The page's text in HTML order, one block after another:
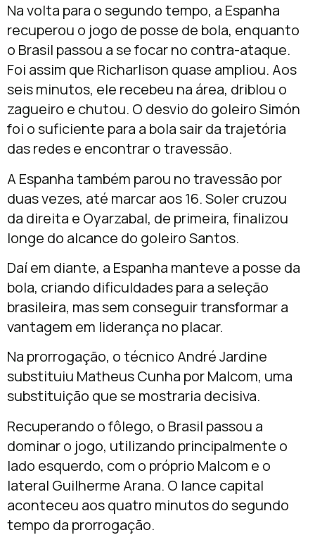
Na volta para o segundo tempo, a Espanha
recuperou o jogo de posse de bola, enquanto
o Brasil passou a se focar no contra-ataque.
Foi assim que Richarlison quase ampliou. Aos
seis minutos, ele recebeu na área, driblou o
zagueiro e chutou. O desvio do goleiro Simón
foi o suficiente para a bola sair da trajetória
das redes e encontrar o travessão.
A Espanha também parou no travessão por
duas vezes, até marcar aos 16. Soler cruzou
da direita e Oyarzabal, de primeira, finalizou
longe do alcance do goleiro Santos.
Daí em diante, a Espanha manteve a posse da
bola, criando dificuldades para a seleção
brasileira, mas sem conseguir transformar a
vantagem em liderança no placar.
Na prorrogação, o técnico André Jardine
substituiu Matheus Cunha por Malcom, uma
substituição que se mostraria decisiva.
Recuperando o fôlego, o Brasil passou a
dominar o jogo, utilizando principalmente o
lado esquerdo, com o próprio Malcom e o
lateral Guilherme Arana. O lance capital
aconteceu aos quatro minutos do segundo
tempo da prorrogação.